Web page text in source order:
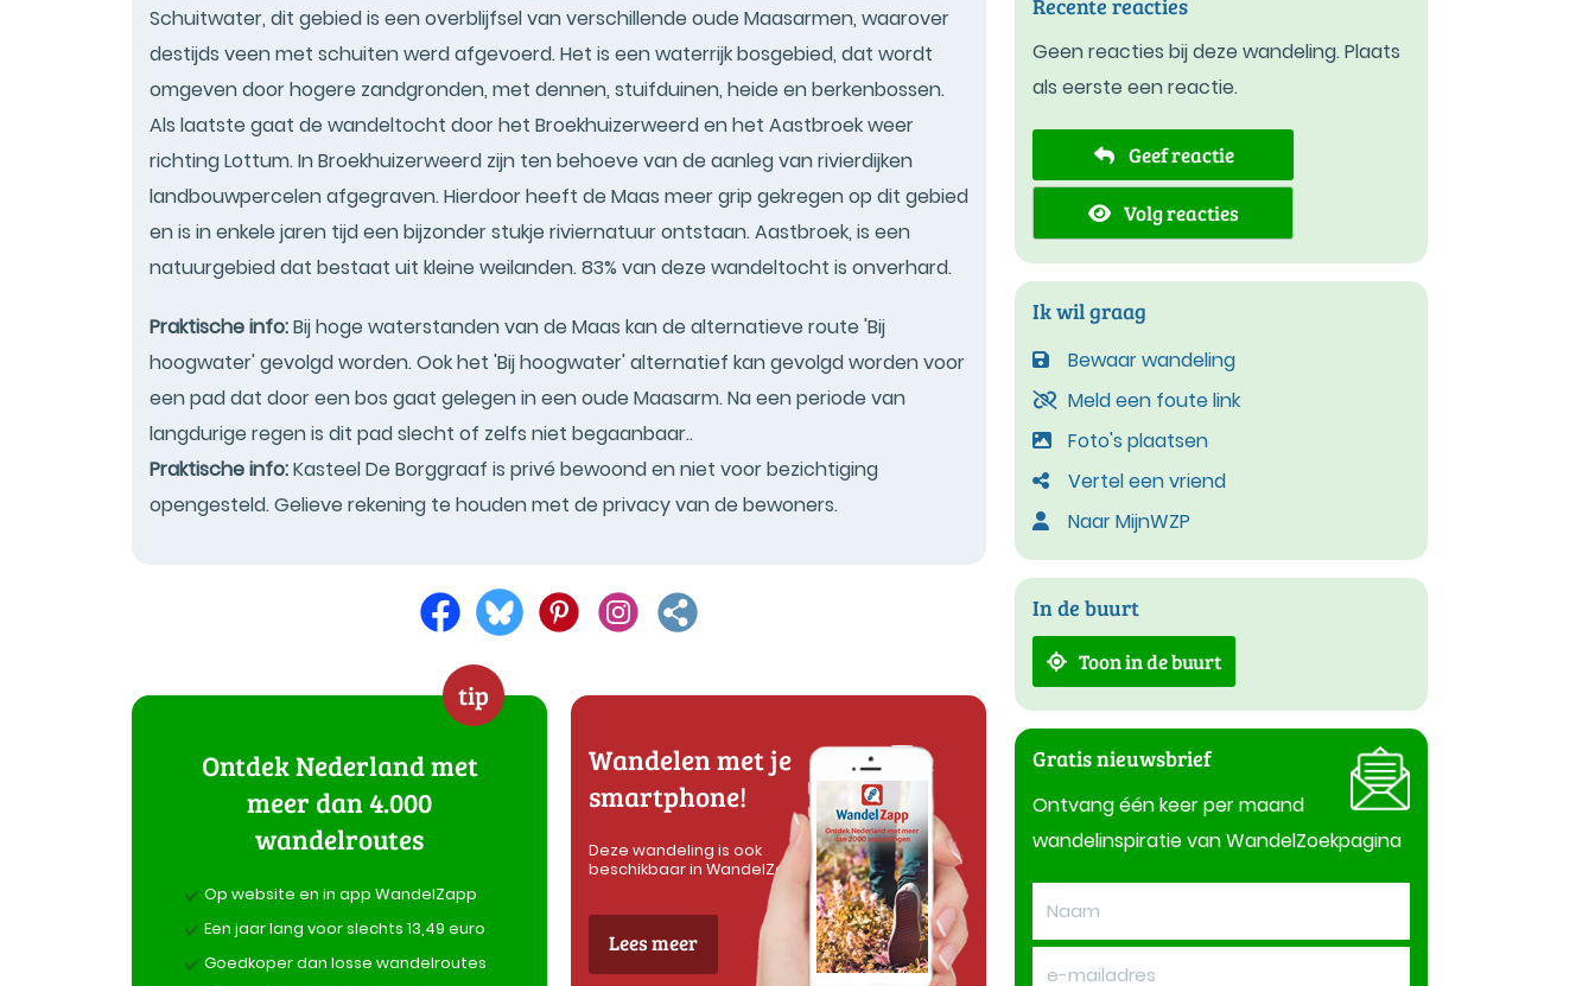
Schuitwater, dit gebied is een overblijfsel van verschillende oude Maasarmen, waarover
destijds veen met schuiten werd afgevoerd. Het is een waterrijk bosgebied, dat wordt
omgeven door hogere zandgronden, met dennen, stuifduinen, heide en berkenbossen.
Als laatste gaat de wandeltocht door het Broekhuizerweerd en het Aastbroek weer
richting Lottum. In Broekhuizerweerd zijn ten behoeve van de aanleg van rivierdijken
landbouwpercelen afgegraven. Hierdoor heeft de Maas meer grip gekregen op dit gebied
en is in enkele jaren tijd een bijzonder stukje riviernatuur ontstaan. Aastbroek, is een
natuurgebied dat bestaat uit kleine weilanden. 83% van deze wandeltocht is onverhard.
Praktische info:Bij hoge waterstanden van de Maas kan de alternatieve route 'Bij
hoogwater' gevolgd worden. Ook het 'Bij hoogwater' alternatief kan gevolgd worden voor
een pad dat door een bos gaat gelegen in een oude Maasarm. Na een periode van
langdurige regen is dit pad slecht of zelfs niet begaanbaar..
Praktische info:Kasteel De Borggraaf is privé bewoond en niet voor bezichtiging
opengesteld. Gelieve rekening te houden met de privacy van de bewoners.
tip
Ontdek Nederland met
meer dan 4.000
wandelroutes
Op website en in app WandelZapp
Een jaar lang voor slechts 13,49 euro
Goedkoper dan losse wandelroutes
Wandelen met je
smartphone!
Deze wandeling is ook
beschikbaar in WandelZapp
Lees meer
Geen reacties bij deze wandeling. Plaats
als eerste een reactie.
Geef reactie
Volg reacties
Ik wil graag
Bewaar wandeling
Meld een foute link
Foto's plaatsen
Vertel een vriend
Naar MijnWZP
In de buurt
Toon in de buurt
Gratis nieuwsbrief
Ontvang één keer per maand
wandelinspiratie van WandelZoekpagina